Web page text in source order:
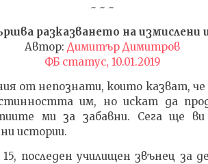
~ ~ ~
разказването на измислени
Автор: Димитър Димитров
ФБ статус, 10.01.2019
от непознати, които казват,
им, но искат да
ми за забавни. Сега ще ви
истории.
последен училищен звънец за